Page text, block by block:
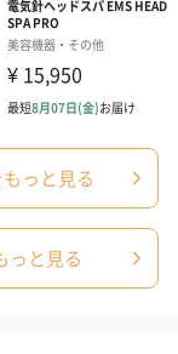
ご住所に直接お
接手渡しする場
っと見る
っと見る